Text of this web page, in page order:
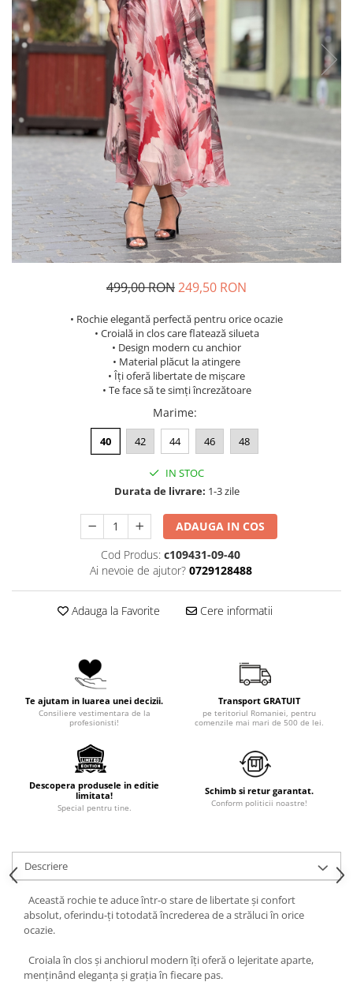
Costume de baie
499,00 RON249,50 RON
• Rochie elegantă perfectă pentru orice ocazie
• Croială in clos care flatează silueta
• Design modern cu anchior
• Material plăcut la atingere
• Îți oferă libertate de mișcare
• Te face să te simți încrezătoare
Marime:
40 42 44 46 48
IN STOC
Durata de livrare: 1-3 zile
ADAUGA IN COS
Cod Produs: c109431-09-40
Ai nevoie de ajutor? 0729128488
Adauga la Favorite Cere informatii
Te ajutam in luarea unei decizii.
Consiliere vestimentara de la
profesionisti!
Transport GRATUIT
pe teritoriul Romaniei, pentru
comenzile mai mari de 500 de lei.
Descopera produsele in editie
limitata!
Special pentru tine.
Schimb si retur garantat.
Conform politicii noastre!
Descriere
Această rochie te aduce într-o stare de libertate și confort
absolut, oferindu-ți totodată încrederea de a străluci în orice
ocazie.
Croiala în clos și anchiorul modern îți oferă o lejeritate aparte,
menținând eleganța și grația în fiecare pas.